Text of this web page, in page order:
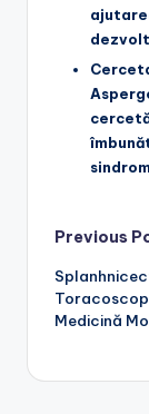
Post
Previous
Medicină